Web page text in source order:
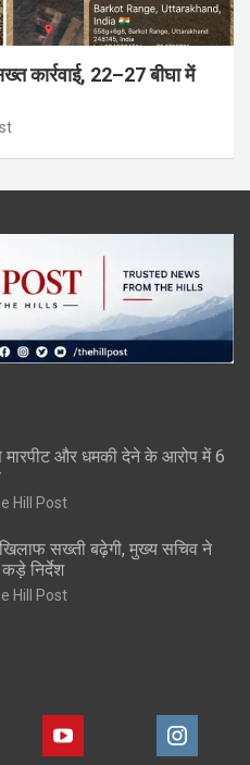
कार्रवाई, 22–27 बीघा में
मारपीट और धमकी देने के आरोप में 6
Hill Post
सख्ती बढ़ेगी, मुख्य सचिव ने
निर्देश
Hill Post